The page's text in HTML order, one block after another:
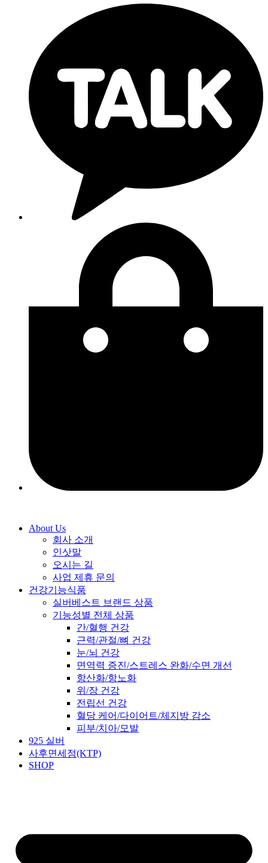
About Us
회사 소개
인삿말
오시는 길
사업 제휴 문의
건강기능식품
실버베스트 브랜드 상품
기능성별 전체 상품
간/혈행 건강
근력/관절/뼈 건강
눈/뇌 건강
면역력 증진/스트레스 완화/수면 개선
항산화/항노화
위/장 건강
전립선 건강
혈당 케어/다이어트/체지방 감소
피부/치아/모발
925 실버
사후면세점(KTP)
SHOP